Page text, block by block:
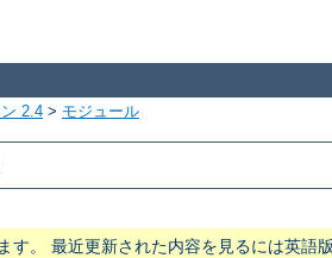
2.4 > モジュール
。 最近更新された内容を見るには英語版